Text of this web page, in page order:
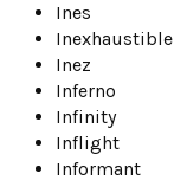
Ines
Inexhaustible
Inez
Inferno
Infinity
Inflight
Informant